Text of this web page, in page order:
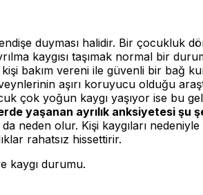
duyması halidir. Bir çocukluk
kaygısı taşımak normal bir
bakım vereni ile güvenli bir bağ
aşırı koruyucu olduğu
çok yoğun kaygı yaşıyor ise bu
yaşanan ayrılık anksiyetesi şu
da neden olur. Kişi kaygıları
rahatsız hissettirir.
kaygı durumu.